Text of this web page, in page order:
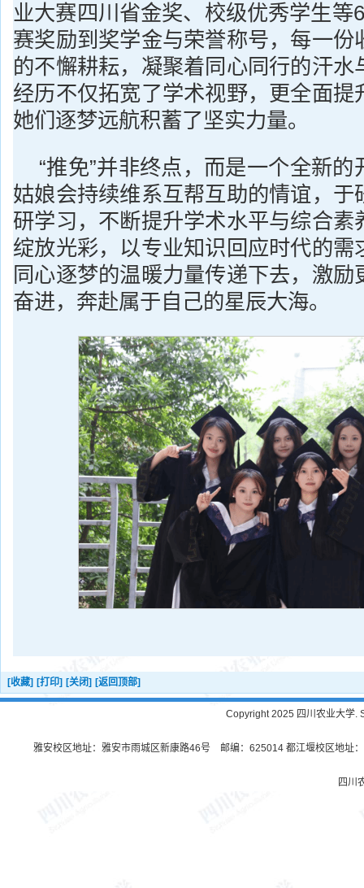
业大赛四川省金奖、校级优秀学生等
赛奖励到奖学金与荣誉称号，每一份
的不懈耕耘，凝聚着同心同行的汗水
经历不仅拓宽了学术视野，更全面提
她们逐梦远航积蓄了坚实力量。
“推免”并非终点，而是一个全新
姑娘会持续维系互帮互助的情谊，于
研学习，不断提升学术水平与综合素
绽放光彩，以专业知识回应时代的需
同心逐梦的温暖力量传递下去，激励
奋进，奔赴属于自己的星辰大海。
[收藏] [打印] [关闭] [返回顶部]
Copyright 2025 四川农业大学.
雅安校区地址：雅安市雨城区新康路46号 邮编：625014 都江堰校区地址
四川